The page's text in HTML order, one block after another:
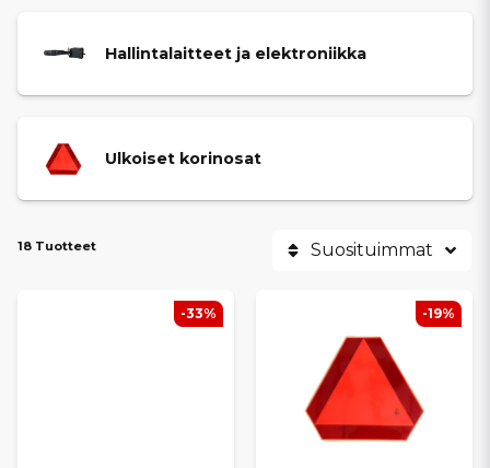
Hallintalaitteet ja elektroniikka
Ulkoiset korinosat
18 Tuotteet Suosituimmat
-33% -19%